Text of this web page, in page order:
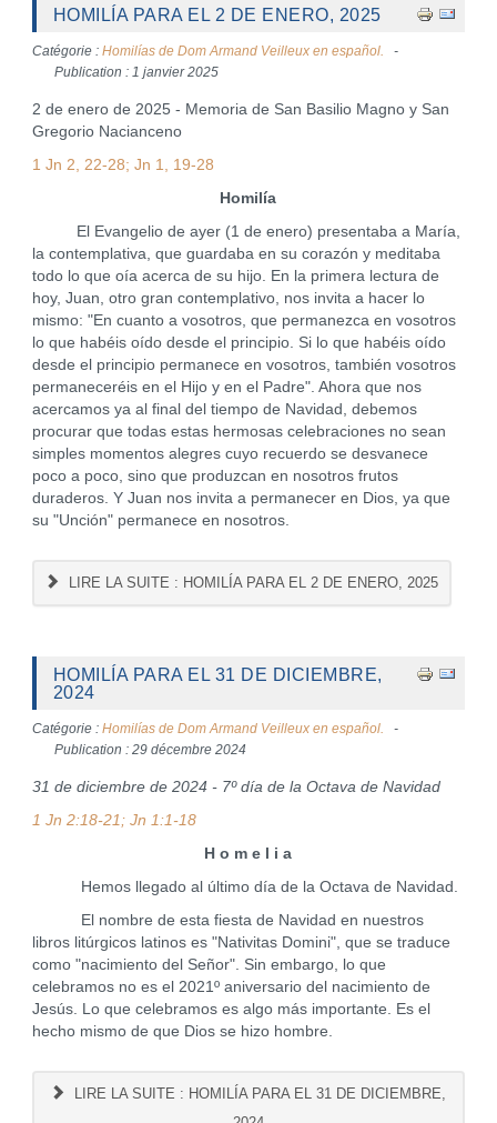
HOMILÍA PARA EL 2 DE ENERO, 2025
Catégorie : Homilías de Dom Armand Veilleux en español.
Publication : 1 janvier 2025
2 de enero de 2025 - Memoria de San Basilio Magno y San
Gregorio Nacianceno
1 Jn 2, 22-28; Jn 1, 19-28
Homilía
El Evangelio de ayer (1 de enero) presentaba a María,
la contemplativa, que guardaba en su corazón y meditaba
todo lo que oía acerca de su hijo. En la primera lectura de
hoy, Juan, otro gran contemplativo, nos invita a hacer lo
mismo: "En cuanto a vosotros, que permanezca en vosotros
lo que habéis oído desde el principio. Si lo que habéis oído
desde el principio permanece en vosotros, también vosotros
permaneceréis en el Hijo y en el Padre". Ahora que nos
acercamos ya al final del tiempo de Navidad, debemos
procurar que todas estas hermosas celebraciones no sean
simples momentos alegres cuyo recuerdo se desvanece
poco a poco, sino que produzcan en nosotros frutos
duraderos. Y Juan nos invita a permanecer en Dios, ya que
su "Unción" permanece en nosotros.
LIRE LA SUITE : HOMILÍA PARA EL 2 DE ENERO, 2025
HOMILÍA PARA EL 31 DE DICIEMBRE,
2024
Catégorie : Homilías de Dom Armand Veilleux en español.
Publication : 29 décembre 2024
31 de diciembre de 2024 - 7º día de la Octava de Navidad
1 Jn 2:18-21; Jn 1:1-18
H o m e l i a
Hemos llegado al último día de la Octava de Navidad.
El nombre de esta fiesta de Navidad en nuestros
libros litúrgicos latinos es "Nativitas Domini", que se traduce
como "nacimiento del Señor". Sin embargo, lo que
celebramos no es el 2021º aniversario del nacimiento de
Jesús. Lo que celebramos es algo más importante. Es el
hecho mismo de que Dios se hizo hombre.
LIRE LA SUITE : HOMILÍA PARA EL 31 DE DICIEMBRE,